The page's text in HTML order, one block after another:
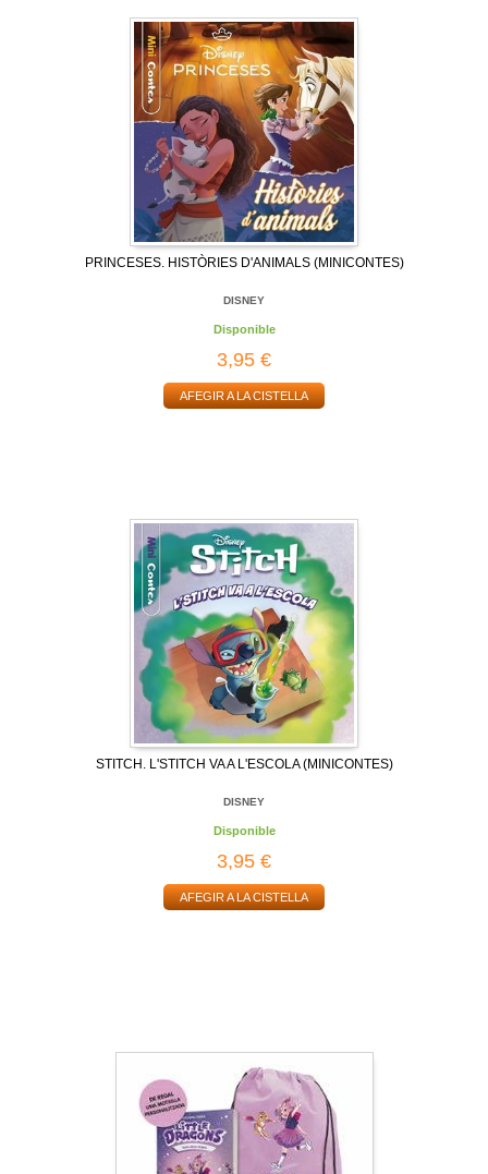
PRINCESES. HISTÒRIES D'ANIMALS (MINICONTES)
DISNEY
Disponible
3,95 €
AFEGIR A LA CISTELLA
STITCH. L'STITCH VA A L'ESCOLA (MINICONTES)
DISNEY
Disponible
3,95 €
AFEGIR A LA CISTELLA